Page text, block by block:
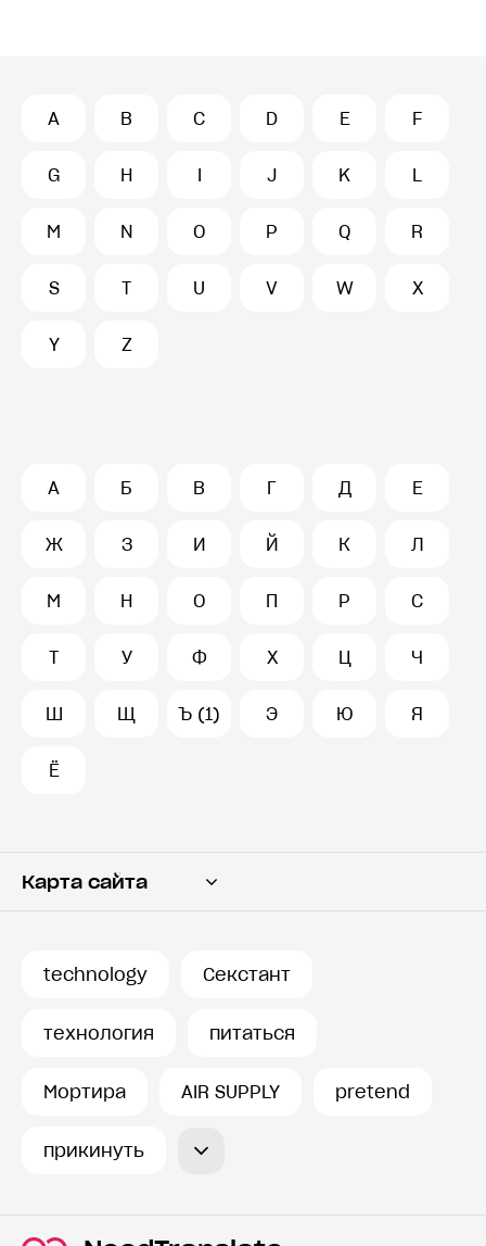
A B C D E F
G H I J K L
M N O P Q R
S T U V W X
Y Z
А Б В Г Д Е
Ж З И Й К Л
М Н О П Р С
Т У Ф Х Ц Ч
Ш Щ Ъ (1) Э Ю Я
Ё
Карта сайта
История запросов
technology Секстант
технология питаться
Мортира AIR SUPPLY pretend
прикинуть